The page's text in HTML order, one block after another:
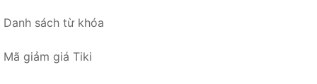
Danh sách từ khóa
Mã giảm giá Tiki